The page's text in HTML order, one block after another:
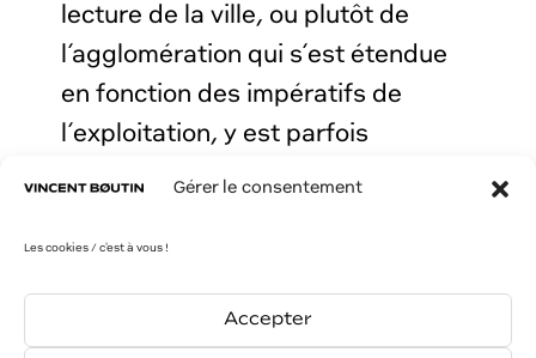
Gérer le consentement
Les cookies / c'est à vous !
Accepter
lecture de la ville, ou plutôt de
l’agglomération qui s’est étendue
en fonction des impératifs de
l’exploitation, y est parfois
laborieuse et fragmentaire.